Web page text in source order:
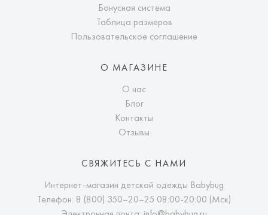
Бонусная система
Таблица размеров
Пользовательское соглашение
О МАГАЗИНЕ
О нас
Блог
Контакты
Отзывы
СВЯЖИТЕСЬ С НАМИ
Интернет-магазин детской одежды Babybug
Телефон: 8 (800) 350–20–25 08:00-20:00 (Мск)